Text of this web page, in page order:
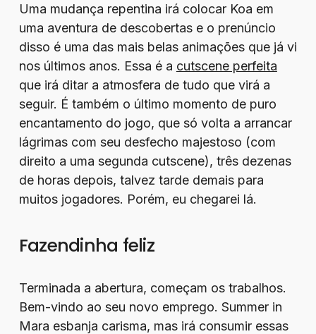
Uma mudança repentina irá colocar Koa em
uma aventura de descobertas e o prenúncio
disso é uma das mais belas animações que já vi
nos últimos anos. Essa é a cutscene perfeita
que irá ditar a atmosfera de tudo que virá a
seguir. É também o último momento de puro
encantamento do jogo, que só volta a arrancar
lágrimas com seu desfecho majestoso (com
direito a uma segunda cutscene), três dezenas
de horas depois, talvez tarde demais para
muitos jogadores. Porém, eu chegarei lá.
Fazendinha feliz
Terminada a abertura, começam os trabalhos.
Bem-vindo ao seu novo emprego. Summer in
Mara esbanja carisma, mas irá consumir essas